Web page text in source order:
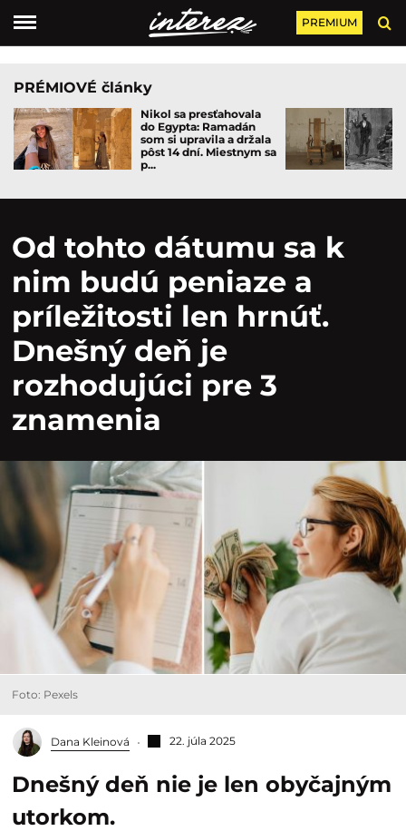
PREMIUM
PRÉMIOVÉ články
Nikol sa presťahovala
do Egypta: Ramadán
som si upravila a držala
pôst 14 dní. Miestnym sa
p...
Od tohto dátumu sa k
nim budú peniaze a
príležitosti len hrnúť.
Dnešný deň je
rozhodujúci pre 3
znamenia
Foto: Pexels
Dana Kleinová 22. júla 2025
Dnešný deň nie je len obyčajným
utorkom.